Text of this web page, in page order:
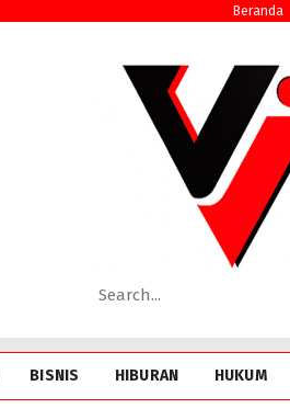
Beranda
BISNIS HIBURAN HUKUM